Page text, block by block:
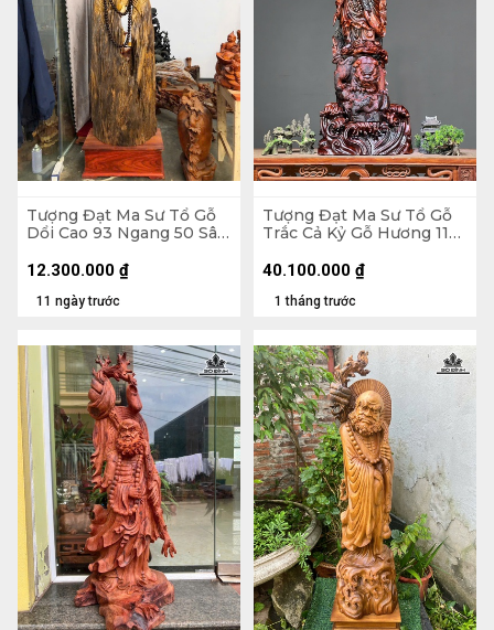
Tượng Đạt Ma Sư Tổ Gỗ
Dổi Cao 93 Ngang 50 Sâu
11 ngày trước
12.300.000 ₫
Tượng Đạt Ma Sư Tổ Gỗ
Trắc Cả Kỷ Gỗ Hương 116
Không Kỷ 103
1 tháng trước
40.100.000 ₫